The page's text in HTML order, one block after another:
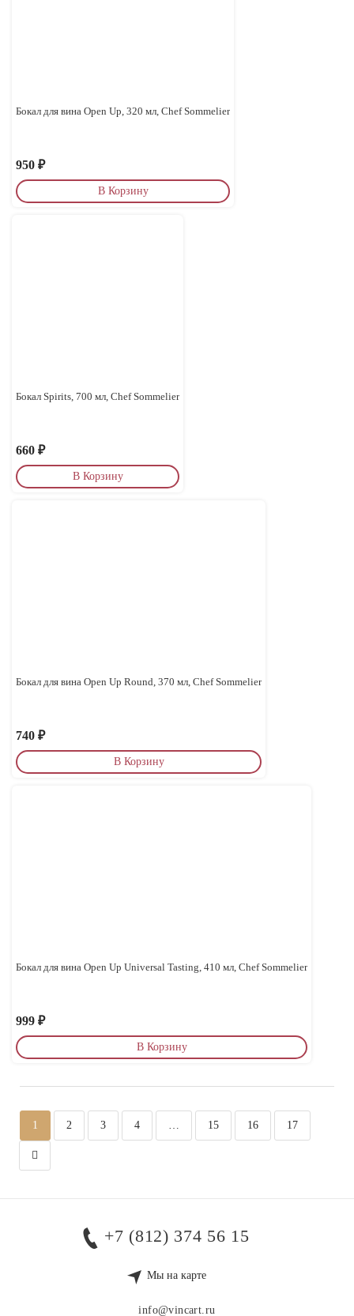
Бокал для вина Open Up, 320 мл, Chef Sommelier
950 ₽
В Корзину
Бокал Spirits, 700 мл, Chef Sommelier
660 ₽
В Корзину
Бокал для вина Open Up Round, 370 мл, Chef Sommelier
740 ₽
В Корзину
Бокал для вина Open Up Universal Tasting, 410 мл, Chef Sommelier
999 ₽
В Корзину
1 2 3 4 … 15 16 17
+7 (812) 374 56 15
Мы на карте
info@vincart.ru